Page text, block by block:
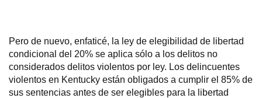
Pero de nuevo, enfaticé, la ley de elegibilidad de libertad
condicional del 20% se aplica sólo a los delitos no
considerados delitos violentos por ley. Los delincuentes
violentos en Kentucky están obligados a cumplir el 85% de
sus sentencias antes de ser elegibles para la libertad